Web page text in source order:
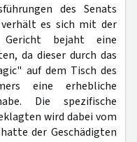
des Senats
verhält es sich mit der
Gericht bejaht eine
da dieser durch das
auf dem Tisch des
eine erhebliche
Die spezifische
wird dabei vom
der Geschädigten